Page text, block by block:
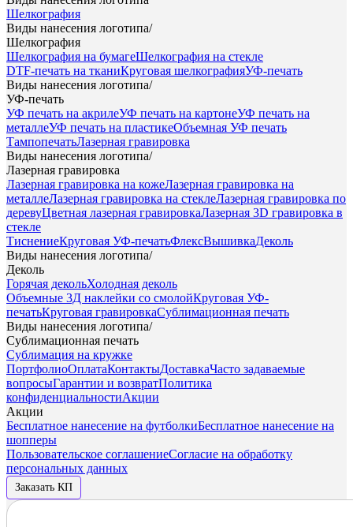
Шелкография
Виды нанесения логотипа/
Шелкография
Шелкография на бумагеШелкография на стекле
DTF-печать на тканиКруговая шелкографияУФ-печать
Виды нанесения логотипа/
УФ-печать
УФ печать на акрилеУФ печать на картонеУФ печать на
металлеУФ печать на пластикеОбъемная УФ печать
ТампопечатьЛазерная гравировка
Виды нанесения логотипа/
Лазерная гравировка
Лазерная гравировка на кожеЛазерная гравировка на
металлеЛазерная гравировка на стеклеЛазерная гравировка по
деревуЦветная лазерная гравировкаЛазерная 3D гравировка в
стекле
ТиснениеКруговая УФ-печатьФлексВышивкаДеколь
Виды нанесения логотипа/
Деколь
Горячая декольХолодная деколь
Объемные 3Д наклейки со смолойКруговая УФ-
печатьКруговая гравировкаСублимационная печать
Виды нанесения логотипа/
Сублимационная печать
Сублимация на кружке
ПортфолиоОплатаКонтактыДоставкаЧасто задаваемые
вопросыГарантии и возвратПолитика
конфиденциальностиАкции
Акции
Бесплатное нанесение на футболкиБесплатное нанесение на
шопперы
Пользовательское соглашениеСогласие на обработку
персональных данных
Заказать КП